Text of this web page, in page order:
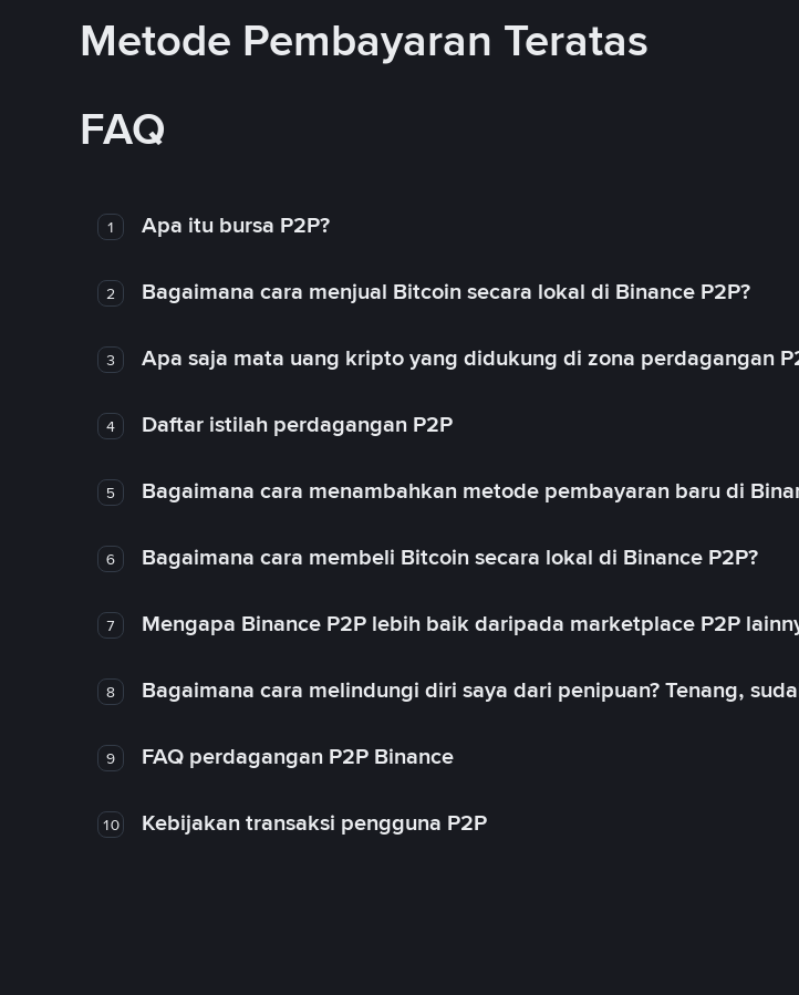
Metode Pembayaran Teratas
FAQ
1 Apa itu bursa P2P?
2 Bagaimana cara menjual Bitcoin secara lokal di Binance P2P?
3 Apa saja mata uang kripto yang didukung di zona perdagangan
4 Daftar istilah perdagangan P2P
5 Bagaimana cara menambahkan metode pembayaran baru di
6 Bagaimana cara membeli Bitcoin secara lokal di Binance P2P?
7 Mengapa Binance P2P lebih baik daripada marketplace P2P
8 Bagaimana cara melindungi diri saya dari penipuan? Tenang,
9 FAQ perdagangan P2P Binance
10 Kebijakan transaksi pengguna P2P